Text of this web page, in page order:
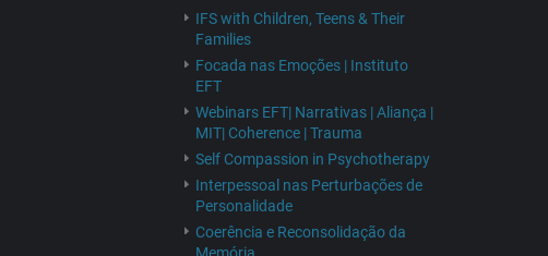
IFS with Children, Teens & Their
Families
Focada nas Emoções | Instituto
EFT
Webinars EFT| Narrativas | Aliança |
MIT| Coherence | Trauma
Self Compassion in Psychotherapy
Interpessoal nas Perturbações de
Personalidade
Coerência e Reconsolidação da